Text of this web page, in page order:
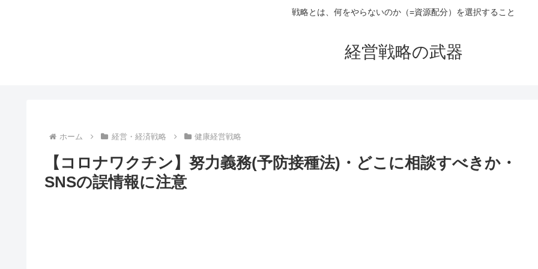
戦略とは、何をやらないのか（=資源配分）を選択すること
経営戦略の武器
ホーム 経営・経済戦略 健康経営戦略
【コロナワクチン】努力義務(予防接種法)・どこに相談すべきか・
SNSの誤情報に注意